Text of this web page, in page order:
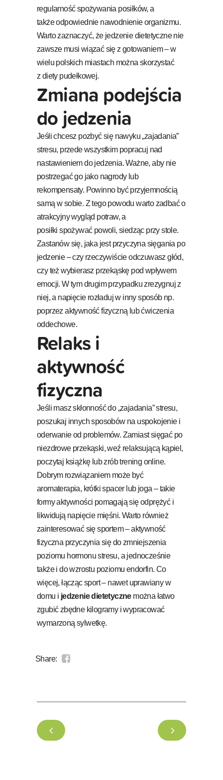
regularność spożywania posiłków, a
także odpowiednie nawodnienie organizmu.
Warto zaznaczyć, że jedzenie dietetyczne nie
zawsze musi wiązać się z gotowaniem – w
wielu polskich miastach można skorzystać
z diety pudełkowej.
Zmiana podejścia
do jedzenia
Jeśłi chcesz pozbyć się nawyku „zajadania”
stresu, przede wszystkim popracuj nad
nastawieniem do jedzenia. Ważne, aby nie
postrzegać go jako nagrody lub
rekompensaty. Powinno być przyjemnością
samą w sobie. Z tego powodu warto zadbać o
atrakcyjny wygląd potraw, a
posiłki spożywać powoli, siedząc przy stole.
Zastanów się, jaka jest przyczyna sięgania po
jedzenie – czy rzeczywiście odczuwasz głód,
czy też wybierasz przekąskę pod wpływem
emocji. W tym drugim przypadku zrezygnuj z
niej, a napięcie rozładuj w inny sposób np.
poprzez aktywność fizyczną lub ćwiczenia
oddechowe.
Relaks i
aktywność
fizyczna
Jeśli masz skłonność do „zajadania” stresu,
poszukaj innych sposobów na uspokojenie i
oderwanie od problemów. Zamiast sięgać po
niezdrowe przekąski, weź relaksującą kąpiel,
poczytaj książkę lub zrób trening online.
Dobrym rozwiązaniem może być
aromaterapia, krótki spacer lub joga – takie
formy aktywności pomagają się odprężyć i
likwidują napięcie mięśni. Warto również
zainteresować się sportem – aktywność
fizyczna przyczynia się do zmniejszenia
poziomu hormonu stresu, a jednocześnie
także i do wzrostu poziomu endorfin. Co
więcej, łącząc sport – nawet uprawiany w
domu i jedzenie dietetycznemożna łatwo
zgubić zbędne kilogramy i wypracować
wymarzoną sylwetkę.
Share: